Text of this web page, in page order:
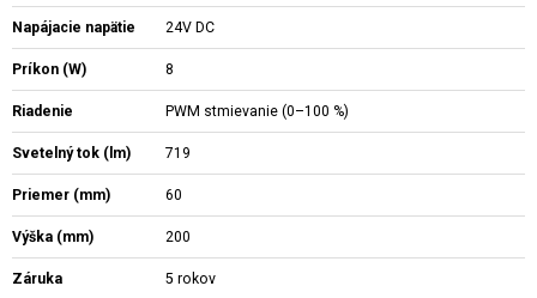
Napájacie napätie 24V DC
Príkon (W) 8
Riadenie PWM stmievanie (0–100 %)
Svetelný tok (lm) 719
Priemer (mm) 60
Výška (mm) 200
Záruka 5 rokov